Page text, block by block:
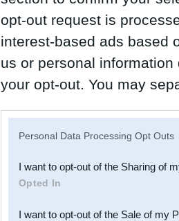
opt-out request is
interest-based ads based
us or personal
your opt-out. You may
Downstream Participants
third parties.
Personal Data Processing Opt Outs
I want to opt-out of the Sharing of
Opted In
I want to opt-out of the Sale of my